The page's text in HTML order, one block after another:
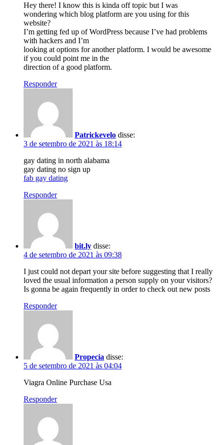
Hey there! I know this is kinda off topic but I was
wondering which blog platform are you using for this
website?
I’m getting fed up of WordPress because I’ve had problems
with hackers and I’m
looking at options for another platform. I would be awesome
if you could point me in the
direction of a good platform.
Responder
Patrickevelo disse:
3 de setembro de 2021 às 18:14
gay dating in north alabama
gay dating no sign up
fab gay dating
Responder
bit.ly disse:
4 de setembro de 2021 às 09:38
I just could not depart your site before suggesting that I really
loved the usual information a person supply on your visitors?
Is gonna be again frequently in order to check out new posts
Responder
Propecia disse:
5 de setembro de 2021 às 04:04
Viagra Online Purchase Usa
Responder